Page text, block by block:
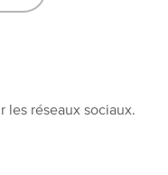
les réseaux sociaux.